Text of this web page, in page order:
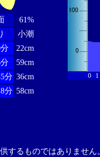
61%
小潮
22cm
59cm
分 36cm
分 58cm
0 1
するものではありませ